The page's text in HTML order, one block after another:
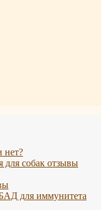
нет?
для собак отзывы
для иммунитета